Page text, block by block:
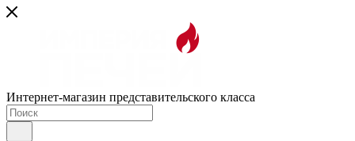
Интернет-магазин представительского класса